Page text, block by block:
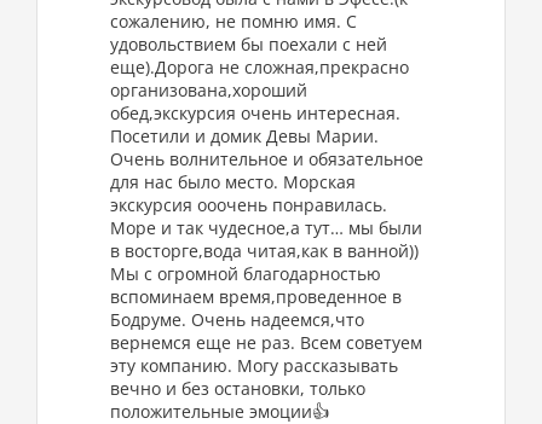
сожалению, не помню имя. С
удовольствием бы поехали с ней
еще).Дорога не сложная,прекрасно
организована,хороший
обед,экскурсия очень интересная.
Посетили и домик Девы Марии.
Очень волнительное и обязательное
для нас было место. Морская
экскурсия ооочень понравилась.
Море и так чудесное,а тут… мы были
в восторге,вода читая,как в ванной))
Мы с огромной благодарностью
вспоминаем время,проведенное в
Бодруме. Очень надеемся,что
вернемся еще не раз. Всем советуем
эту компанию. Могу рассказывать
вечно и без остановки, только
положительные эмоции👍